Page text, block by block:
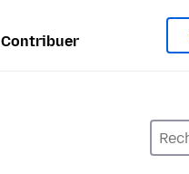
Contribuer